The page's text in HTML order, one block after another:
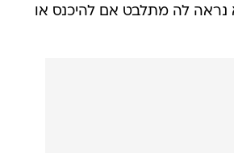
נראה לה מתלבט אם להיכנס או